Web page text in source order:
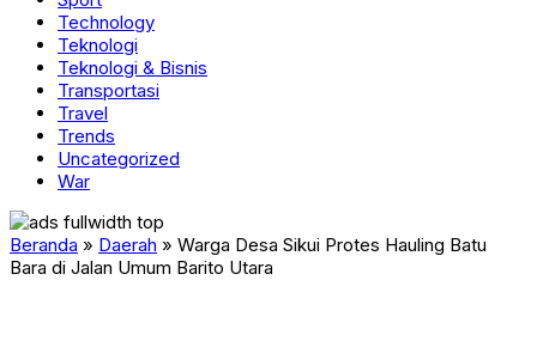
Technology
Teknologi
Teknologi & Bisnis
Transportasi
Travel
Trends
Uncategorized
War
Beranda » Daerah » Warga Desa Sikui Protes Hauling Batu
Bara di Jalan Umum Barito Utara